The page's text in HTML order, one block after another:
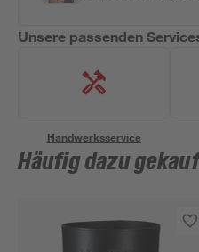
Unsere passenden
Handwerksservice
Häufig dazu